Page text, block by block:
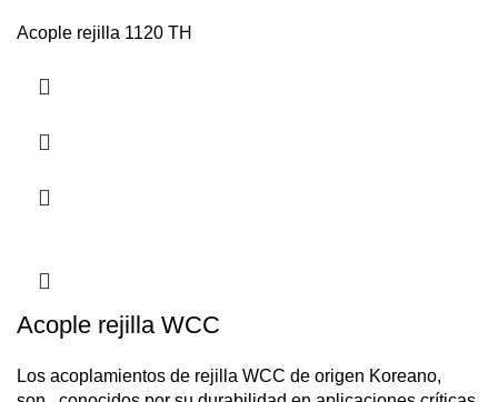
Acople rejilla 1120 TH
Acople rejilla WCC
Los acoplamientos de rejilla WCC de origen Koreano,